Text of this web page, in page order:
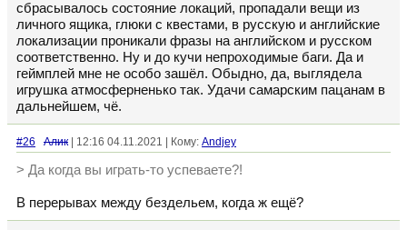
сбрасывалось состояние локаций, пропадали вещи из
личного ящика, глюки с квестами, в русскую и английские
локализации проникали фразы на английском и русском
соответственно. Ну и до кучи непроходимые баги. Да и
геймплей мне не особо зашёл. Обыдно, да, выглядела
игрушка атмосферненько так. Удачи самарским пацанам в
дальнейшем, чё.
#26 Алик | 12:16 04.11.2021 | Кому: Andjey
> Да когда вы играть-то успеваете?!
В перерывах между бездельем, когда ж ещё?